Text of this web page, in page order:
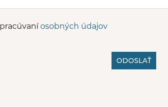
osobných údajov
ODOSLAŤ